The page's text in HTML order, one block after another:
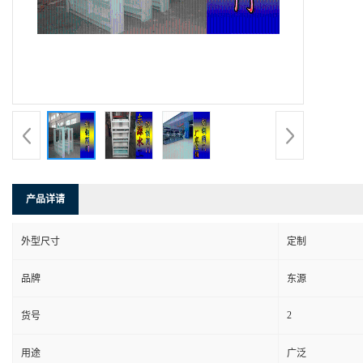
产品详请
外型尺寸 定制
品牌 东源
货号 2
用途 广泛